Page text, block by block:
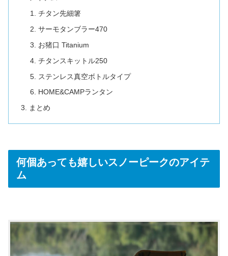
チタン先細箸
サーモタンブラー470
お猪口 Titanium
チタンスキットル250
ステンレス真空ボトルタイプ
HOME&CAMPランタン
まとめ
何個あっても嬉しいスノーピークのアイテ
ム